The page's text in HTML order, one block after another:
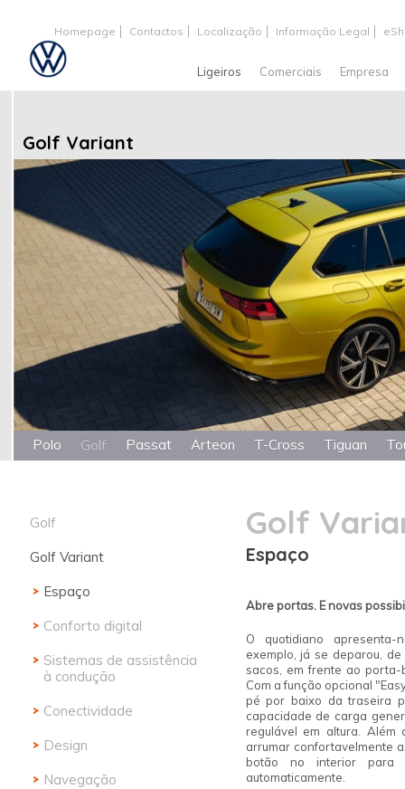
Homepage Contactos Localização Informação Legal
Ligeiros Comerciais Empresa
Golf Variant
Polo Golf Passat Arteon T-Cross Tiguan
Golf
Conforto Digital
Design
IQ.DRIVE
Conectividade
Golf Variant
Espaço
Conforto digital
Sistemas de assistência
à condução
Conectividade
Design
Navegação
Golf
Espaço
Abre portas. E novas
O quotidiano
exemplo, já se deparou,
sacos, em frente ao
Com a função opcional
pé por baixo da traseira
capacidade de carga
regulável em altura.
arrumar confortavelmente
botão no interior
automaticamente.